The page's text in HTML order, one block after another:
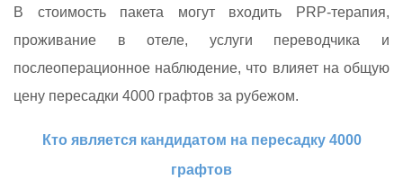
В стоимость пакета могут входить PRP‑терапия,
проживание в отеле, услуги переводчика и
послеоперационное наблюдение, что влияет на общую
цену пересадки 4000 графтов за рубежом.
Кто является кандидатом на пересадку 4000
графтов